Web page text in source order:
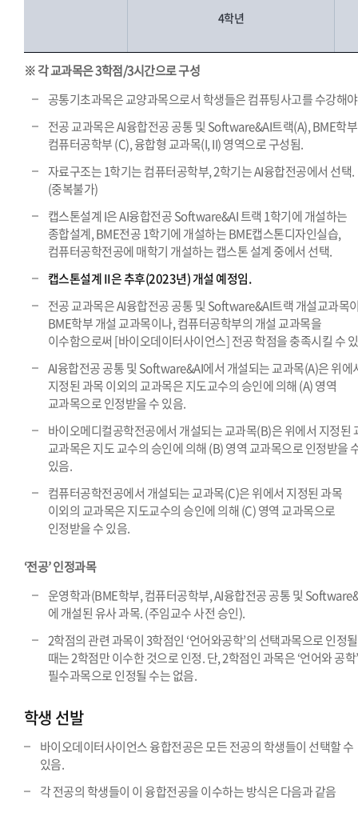
4학년
※ 각 교과목은 3학점/3시간으로 구성
공통기초과목은 교양과목으로서 학생들은 컴퓨팅사고를 수강해
전공 교과목은 AI융합전공 공통 및 Software&AI트랙(A), BME학
컴퓨터공학부 (C), 융합형 교과목(I, II) 영역으로 구성됨.
자료구조는 1학기는 컴퓨터공학부, 2학기는 AI융합전공에서 선택.
(중복불가)
캡스톤설계 I은 AI융합전공 Software&AI 트랙 1학기에 개설하는
종합설계, BME전공 1학기에 개설하는 BME캡스톤디자인실습,
컴퓨터공학전공에 매학기 개설하는 캡스톤 설계 중에서 선택.
캡스톤설계 II은 추후(2023년) 개설 예정임.
전공 교과목은 AI융합전공 공통 및 Software&AI트랙 개설교과목
BME학부 개설 교과목이나, 컴퓨터공학부의 개설 교과목을
이수함으로써 [바이오데이터사이언스] 전공 학점을 충족시킬 수
AI융합전공 공통 및 Software&AI에서 개설되는 교과목(A)은 위에
지정된 과목 이외의 교과목은 지도교수의 승인에 의해 (A) 영역
교과목으로 인정받을 수 있음.
바이오메디컬공학전공에서 개설되는 교과목(B)은 위에서 지정된
교과목은 지도 교수의 승인에 의해 (B) 영역 교과목으로 인정받을
있음.
컴퓨터공학전공에서 개설되는 교과목(C)은 위에서 지정된 과목
이외의 교과목은 지도교수의 승인에 의해 (C) 영역 교과목으로
인정받을 수 있음.
‘전공’ 인정과목
운영학과(BME학부, 컴퓨터공학부, AI융합전공 공통 및
에 개설된 유사 과목. (주임교수 사전 승인).
2학점의 관련 과목이 3학점인 ‘언어와공학’의 선택과목으로 인정될
때는 2학점만 이수한 것으로 인정. 단, 2학점인 과목은 ‘언어와 공학
필수과목으로 인정될 수는 없음.
학생 선발
바이오데이터사이언스 융합전공은 모든 전공의 학생들이 선택할 수
있음.
각 전공의 학생들이 이 융합전공을 이수하는 방식은 다음과 같음